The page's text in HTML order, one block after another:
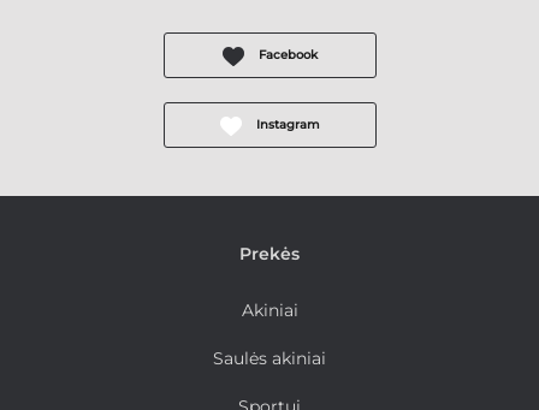
Facebook
Instagram
Prekės
Akiniai
Saulės akiniai